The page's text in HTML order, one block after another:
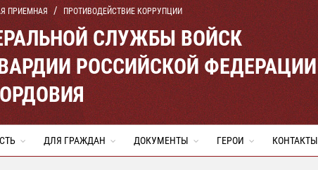
ПРИЕМНАЯ ПРОТИВОДЕЙСТВИЕ КОРРУПЦИИ
СЛУЖБЫ ВОЙСК
РОССИЙСКОЙ ФЕДЕРАЦИИ
ДЛЯ ГРАЖДАН ДОКУМЕНТЫ ГЕРОИ КОНТАКТЫ